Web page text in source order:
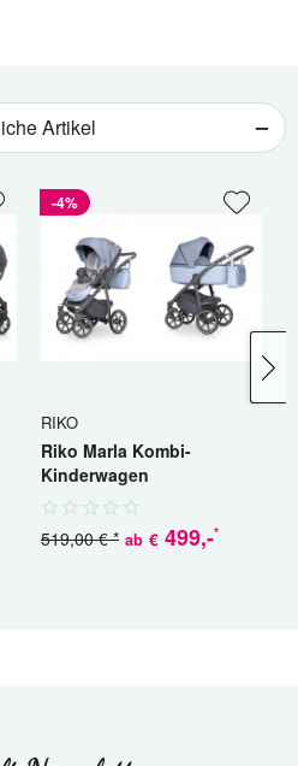
Artikel
-4%
RIKO
Riko Marla Kombi-
Kinderwagen
ab € 499,-*
519,00 € *